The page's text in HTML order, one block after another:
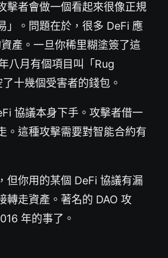
擊者會做一個看起來很像正規
」。問題在於，很多 DeFi 應
產。一旦你稀里糊塗簽了這
八月有個項目叫「Rug
十幾個受害者的錢包。
協議本身下手。攻擊者借一
。這種攻擊需要對智能合約有
但你用的某個 DeFi 協議有漏
轉走資產。著名的 DAO 攻
年的事了。